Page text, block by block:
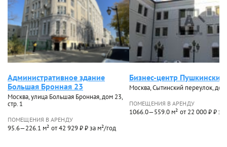
Административное здание
Большая Бронная 23
Москва, улица Большая Бронная, дом 23,
стр. 1
ПОМЕЩЕНИЯ В АРЕНДУ
95.6—226.1 м² от 42 929 ₽ ₽ за м²/год
Бизнес-центр Пушкинский
Москва, Сытинский переулок, дом
ПОМЕЩЕНИЯ В АРЕНДУ
1066.0—559.0 м² от 22 000 ₽ ₽ за